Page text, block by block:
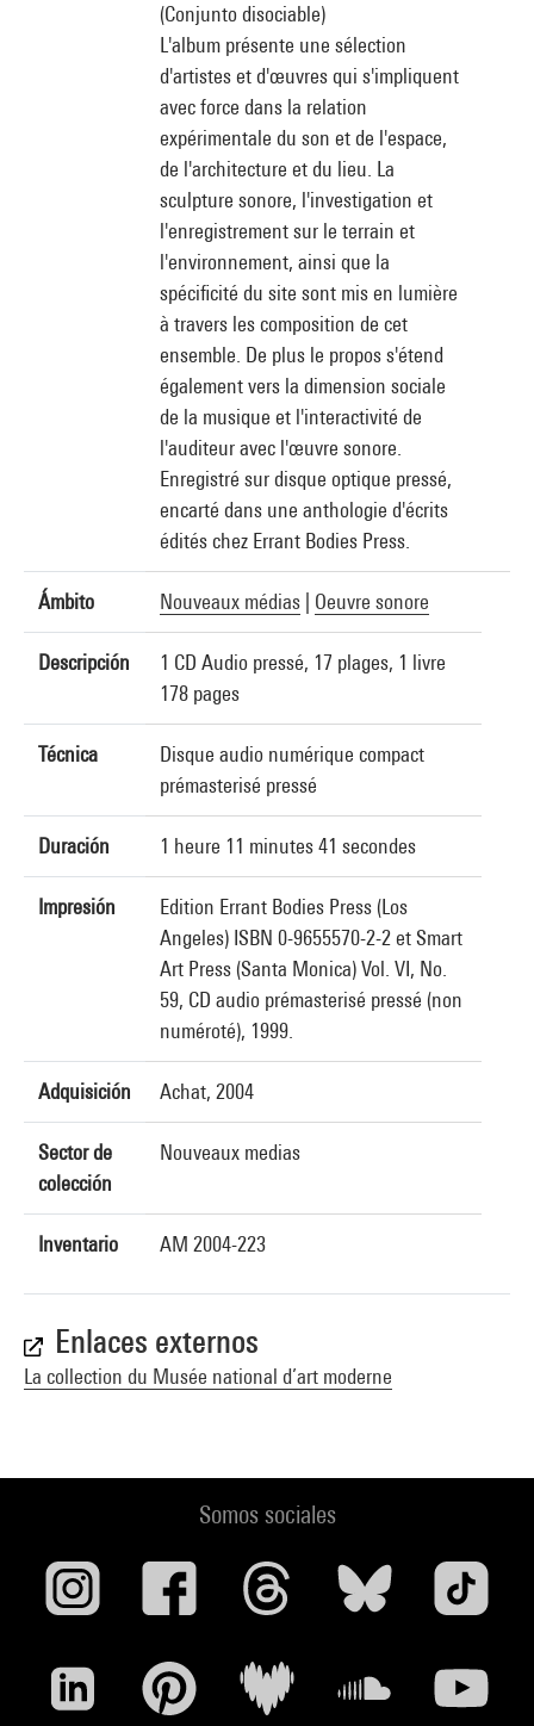
(Conjunto disociable)
L'album présente une sélection
d'artistes et d'œuvres qui s'impliquent
avec force dans la relation
expérimentale du son et de l'espace,
de l'architecture et du lieu. La
sculpture sonore, l'investigation et
l'enregistrement sur le terrain et
l'environnement, ainsi que la
spécificité du site sont mis en lumière
à travers les composition de cet
ensemble. De plus le propos s'étend
également vers la dimension sociale
de la musique et l'interactivité de
l'auditeur avec l'œuvre sonore.
Enregistré sur disque optique pressé,
encarté dans une anthologie d'écrits
édités chez Errant Bodies Press.
Ámbito Nouveaux médias Oeuvre sonore
Descripción
1 CD Audio pressé, 17 plages, 1 livre
178 pages
Técnica
Disque audio numérique compact
prémasterisé pressé
Duración 1 heure 11 minutes 41 secondes
Impresión
Edition Errant Bodies Press (Los
Angeles) ISBN 0-9655570-2-2 et Smart
Art Press (Santa Monica) Vol. VI, No.
59, CD audio prémasterisé pressé (non
numéroté), 1999.
Adquisición Achat, 2004
Sector de
colección
Nouveaux medias
Inventario AM 2004-223
Enlaces externos
La collection du Musée national d’art moderne
Somos sociales